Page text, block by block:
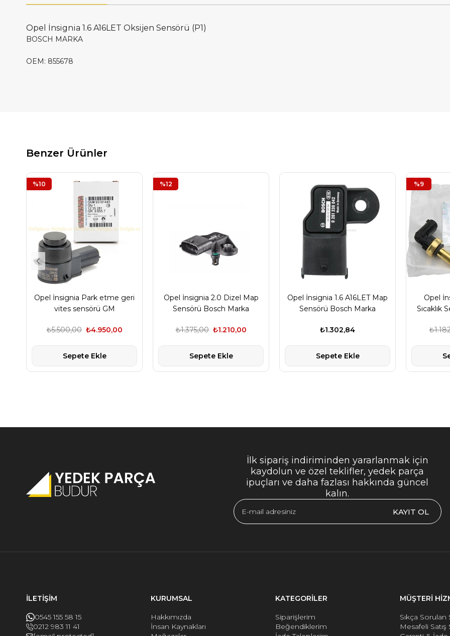
Opel İnsignia 1.6 A16LET Oksijen Sensörü (P1)
BOSCH MARKA
OEM: 855678
Benzer Ürünler
Opel İnsignia Park etme geri
vites sensörü GM
₺4.950,00
₺5.500,00
Sepete Ekle
%10
Opel İnsignia 2.0 Dizel Map
Sensörü Bosch Marka
₺1.210,00
₺1.375,00
Sepete Ekle
%12
Opel İnsignia 1.6 A16LET Map
Sensörü Bosch Marka
₺1.302,84
Sepete Ekle
Opel
Sıcaklık
%9
İlk sipariş indiriminden yararlanmak için
kaydolun ve özel teklifler, yedek parça
ipuçları ve daha fazlası hakkında güncel
kalın.
KAYIT OL
İLETİŞİM
0545 155 58 15
0212 983 11 41
KURUMSAL
Hakkımızda
İnsan Kaynakları
KATEGORİLER
Siparişlerim
Beğendiklerim
MÜŞTERİ
Sıkça Sorulan
Mesafeli